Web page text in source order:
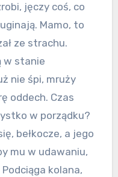
jęczy coś, co
Mamo, to
ze strachu.
w stanie
nie śpi, mruży
oddech. Czas
w porządku?
bełkocze, a jego
mu w udawaniu,
kolana,